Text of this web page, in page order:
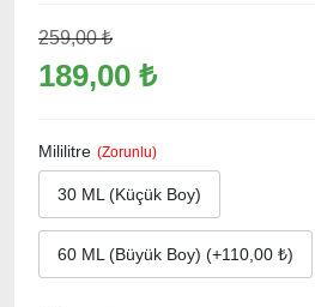
259,00 ₺
189,00 ₺
Mililitre
30 ML (Küçük Boy)
60 ML (Büyük Boy) (+110,00 ₺)